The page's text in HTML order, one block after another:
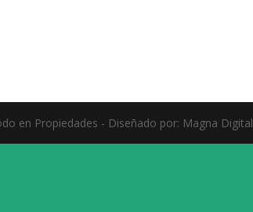
en Propiedades - Diseñado por: Magna Digital